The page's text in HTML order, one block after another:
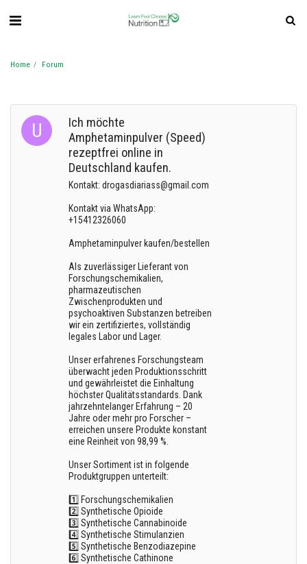
Home Forum
Ich möchte
Amphetaminpulver (Speed)
rezeptfrei online in
Deutschland kaufen.
Kontakt: drogasdiariass@gmail.com
Kontakt via WhatsApp:
+15412326060
Amphetaminpulver kaufen/bestellen
Als zuverlässiger Lieferant von
Forschungschemikalien,
pharmazeutischen
Zwischenprodukten und
psychoaktiven Substanzen betreiben
wir ein zertifiziertes, vollständig
legales Labor und Lager.
Unser erfahrenes Forschungsteam
überwacht jeden Produktionsschritt
und gewährleistet die Einhaltung
höchster Qualitätsstandards. Dank
jahrzehntelanger Erfahrung – 20
Jahre oder mehr pro Forscher –
erreichen unsere Produkte konstant
eine Reinheit von 98,99 %.
Unser Sortiment ist in folgende
Produktgruppen unterteilt:
1️⃣ Forschungschemikalien
2️⃣ Synthetische Opioide
3️⃣ Synthetische Cannabinoide
4️⃣ Synthetische Stimulanzien
5️⃣ Synthetische Benzodiazepine
6️⃣ Synthetische Cathinone